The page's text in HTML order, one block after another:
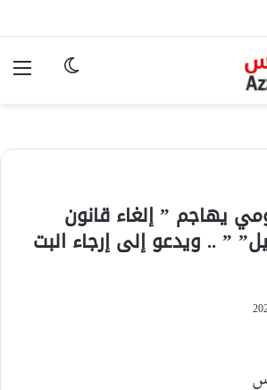
الوضع
يهاجم ” إلغاء قانون
” .. ويدعو إلى إرجاء البت